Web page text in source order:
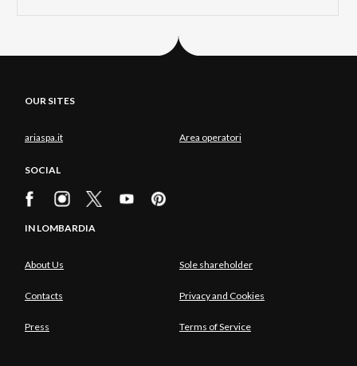
OUR SITES
ariaspa.it Area operatori
SOCIAL
IN LOMBARDIA
About Us Sole shareholder
Contacts Privacy and Cookies
Press Terms of Service